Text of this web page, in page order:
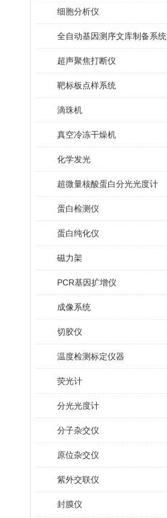
细胞分析仪
全自动基因测序文库制备系统
超声聚焦打断仪
靶标板点样系统
滴珠机
真空冷冻干燥机
化学发光
超微量核酸蛋白分光光度计
蛋白检测仪
蛋白纯化仪
磁力架
PCR基因扩增仪
成像系统
切胶仪
温度检测标定仪器
荧光计
分光光度计
分子杂交仪
原位杂交仪
紫外交联仪
封膜仪